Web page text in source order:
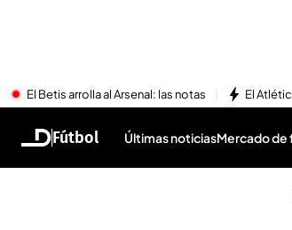
El Betis arrolla al Arsenal: las notas El
Fútbol Últimas noticiasMercado de